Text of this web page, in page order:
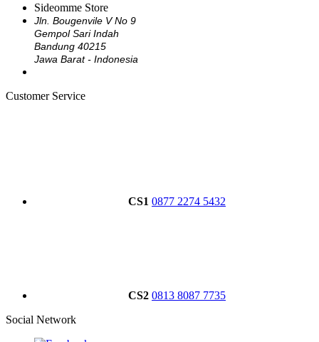
Sideomme Store
Jln. Bougenvile V No 9
Gempol Sari Indah
Bandung 40215
Jawa Barat - Indonesia
Customer Service
CS1 0877 2274 5432
CS2 0813 8087 7735
Social Network